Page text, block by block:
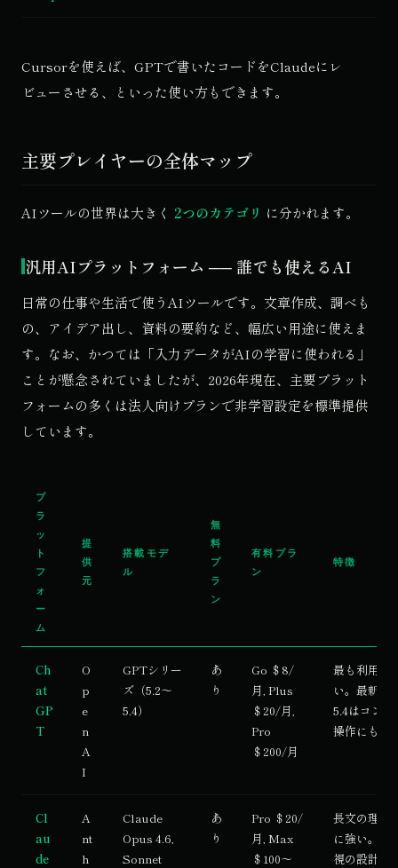
Cursorを使えば、GPTで書いたコードをClaudeにレ
ビューさせる、といった使い方もできます。
主要プレイヤーの全体マップ
AIツールの世界は大きく 2つのカテゴリ に分かれます。
汎用AIプラットフォーム ── 誰でも使えるAI
日常の仕事や生活で使うAIツールです。文章作成、調べも
の、アイデア出し、資料の要約など、幅広い用途に使えま
す。なお、かつては「入力データがAIの学習に使われる」
ことが懸念されていましたが、2026年現在、主要プラット
フォームの多くは法人向けプランで非学習設定を標準提供
しています。
プ
ラ
ッ
ト
フ
ォ
ー
ム
提
供
元
搭載モデ
ル
無
料
プ
ラ
ン
有料プラ
ン
特徴
Ch
at
GP
T
O
p
e
n
A
I
GPTシリー
ズ（5.2〜
5.4）
あ
り
Go ＄8/
月, Plus
＄20/月,
Pro
＄200/月
最も利用者
い。最新の
5.4はコン
操作にも対
Cl
au
de
A
nt
h
Claude
Opus 4.6,
Sonnet
あ
り
Pro ＄20/
月, Max
＄100〜
長文の理解
に強い。安
視の設計思